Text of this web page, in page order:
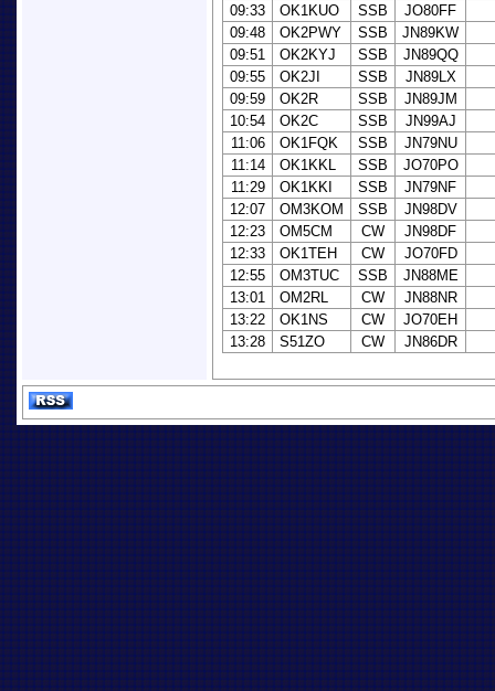
09:33
OK1KUO SSB
JO80FF
09:48
OK2PWY SSB
JN89KW
09:51
OK2KYJ SSB
JN89QQ
09:55
OK2JI SSB
JN89LX
09:59
OK2R SSB
JN89JM
10:54
OK2C SSB
JN99AJ
11:06
OK1FQK SSB
JN79NU
11:14
OK1KKL SSB
JO70PO
11:29
OK1KKI SSB
JN79NF
12:07
OM3KOM SSB
JN98DV
12:23
OM5CM CW
JN98DF
12:33
OK1TEH CW
JO70FD
12:55
OM3TUC SSB
JN88ME
13:01
OM2RL CW
JN88NR
13:22
OK1NS CW
JO70EH
13:28
S51ZO CW JN86DR